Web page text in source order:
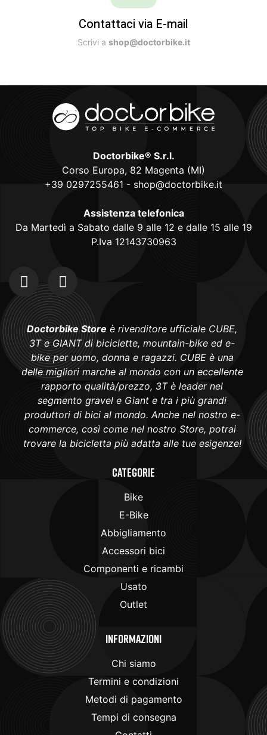
Contattaci via E-mail
Scrivi a shop@doctorbike.it
Doctorbike® S.r.l.
Corso Europa, 82 Magenta (MI)
+39 0297255461 - shop@doctorbike.it
Assistenza telefonica
Da Martedì a Sabato dalle 9 alle 12 e dalle 15 alle 19
P.Iva 12143730963
Doctorbike Store è rivenditore ufficiale CUBE,
3T e GIANT di biciclette, mountain-bike ed e-
bike per uomo, donna e ragazzi. CUBE è una
delle migliori marche al mondo con un eccellente
rapporto qualità/prezzo, 3T è leader nel
segmento gravel e Giant e tra i più grandi
produttori di bici al mondo. Anche nel nostro e-
commerce, così come nel nostro Store, potrai
trovare la bicicletta più adatta alle tue esigenze!
Categorie
Bike
E-Bike
Abbigliamento
Accessori bici
Componenti e ricambi
Usato
Outlet
Informazioni
Chi siamo
Termini e condizioni
Metodi di pagamento
Tempi di consegna